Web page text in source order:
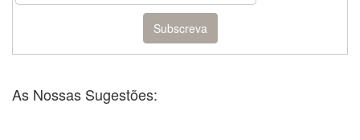
As Nossas Sugestões: